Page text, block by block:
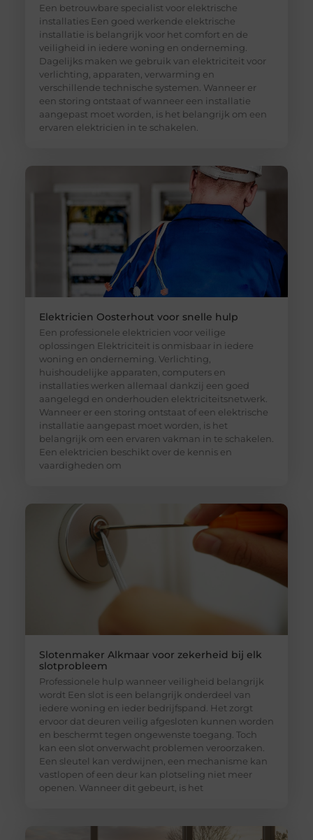
Een betrouwbare specialist voor elektrische
installaties Een goed werkende elektrische
installatie is belangrijk voor het comfort en de
veiligheid in iedere woning en onderneming.
Dagelijks maken we gebruik van elektriciteit voor
verlichting, apparaten, verwarming en
verschillende technische systemen. Wanneer er
een storing ontstaat of wanneer een installatie
aangepast moet worden, is het belangrijk om een
ervaren elektricien in te schakelen.
Elektricien Oosterhout voor snelle hulp
Een professionele elektricien voor veilige
oplossingen Elektriciteit is onmisbaar in iedere
woning en onderneming. Verlichting,
huishoudelijke apparaten, computers en
installaties werken allemaal dankzij een goed
aangelegd en onderhouden elektriciteitsnetwerk.
Wanneer er een storing ontstaat of een elektrische
installatie aangepast moet worden, is het
belangrijk om een ervaren vakman in te schakelen.
Een elektricien beschikt over de kennis en
vaardigheden om
Slotenmaker Alkmaar voor zekerheid bij elk
slotprobleem
Professionele hulp wanneer veiligheid belangrijk
wordt Een slot is een belangrijk onderdeel van
iedere woning en ieder bedrijfspand. Het zorgt
ervoor dat deuren veilig afgesloten kunnen worden
en beschermt tegen ongewenste toegang. Toch
kan een slot onverwacht problemen veroorzaken.
Een sleutel kan verdwijnen, een mechanisme kan
vastlopen of een deur kan plotseling niet meer
openen. Wanneer dit gebeurt, is het